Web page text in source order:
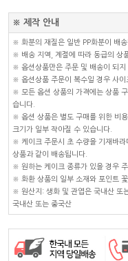
※ 제작 안내
※ 화분의 재질은 일반 PP화분이 배송
※ 배송 지역, 계절에 따라 동급의 상
※ 옵션상품만은 주문 및 배송이 되지
※ 옵션상품 주문이 복수일 경우 사이
※ 모든 옵션 상품의 가격에는 상품
습니다.
※ 옵션 상품은 별도 구매를 위한 비
크기가 일부 작아질 수 있습니다.
※ 케이크 주문시 초 수량을 기재바
상품과 같이 배송됩니다.
※ 원하는 케이크 종류가 있을 경우
※ 화환 상품의 일부 소재와 포인트
※ 원산지: 생화 및 관엽은 국내산 또
국내산 또는 중국산